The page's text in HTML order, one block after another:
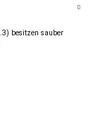
besitzen sauber